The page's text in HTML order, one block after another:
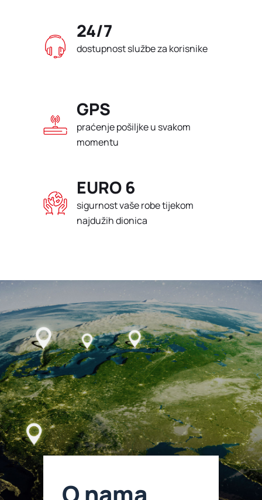
24/7
dostupnost službe za korisnike
GPS
praćenje pošiljke u svakom
momentu
EURO 6
sigurnost vaše robe tijekom
najdužih dionica